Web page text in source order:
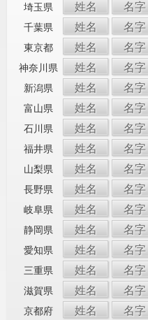
埼玉県 姓名 名字
千葉県 姓名 名字
東京都 姓名 名字
神奈川県 姓名 名字
新潟県 姓名 名字
富山県 姓名 名字
石川県 姓名 名字
福井県 姓名 名字
山梨県 姓名 名字
長野県 姓名 名字
岐阜県 姓名 名字
静岡県 姓名 名字
愛知県 姓名 名字
三重県 姓名 名字
滋賀県 姓名 名字
京都府 姓名 名字